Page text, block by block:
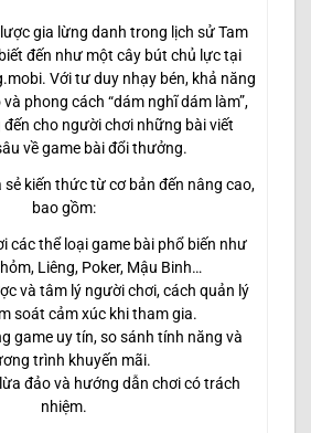
gia lừng danh trong lịch sử Tam
đến như một cây bút chủ lực tại
Với tư duy nhạy bén, khả năng
phong cách “dám nghĩ dám làm”,
đến cho người chơi những bài viết
về game bài đổi thưởng.
kiến thức từ cơ bản đến nâng cao,
bao gồm:
các thể loại game bài phổ biến như
Liêng, Poker, Mậu Binh…
và tâm lý người chơi, cách quản lý
soát cảm xúc khi tham gia.
game uy tín, so sánh tính năng và
trình khuyến mãi.
đảo và hướng dẫn chơi có trách
nhiệm.